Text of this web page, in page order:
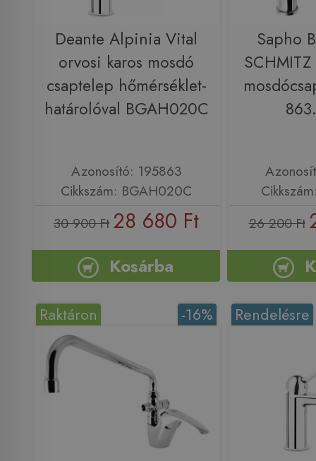
Deante Alpinia Vital
orvosi karos mosdó
csaptelep hőmérséklet-
határolóval BGAH020C
Azonosító: 195863
Cikkszám: BGAH020C
30 900 Ft 28 680 Ft
Kosárba
Sapho
26 200 Ft
-16%
Raktáron Rendelésre